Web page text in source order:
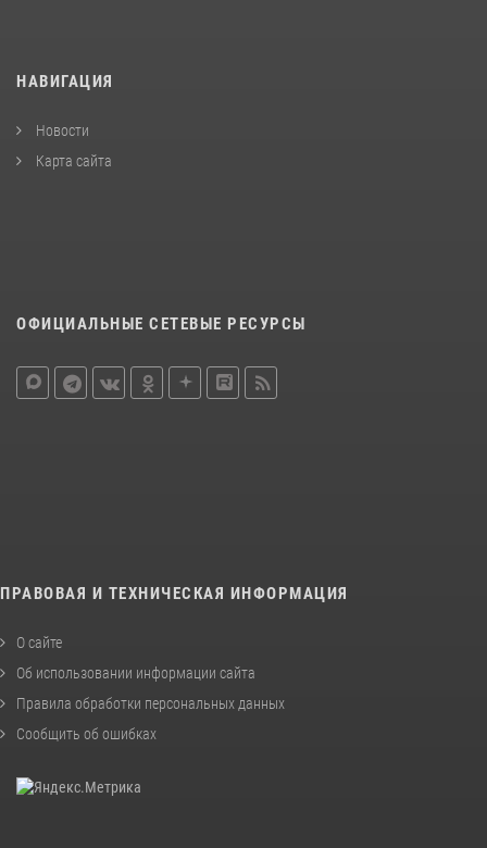
НАВИГАЦИЯ
Новости
Карта сайта
ОФИЦИАЛЬНЫЕ СЕТЕВЫЕ РЕСУРСЫ
ПРАВОВАЯ И ТЕХНИЧЕСКАЯ ИНФОРМАЦИЯ
О сайте
Об использовании информации сайта
Правила обработки персональных данных
Сообщить об ошибках